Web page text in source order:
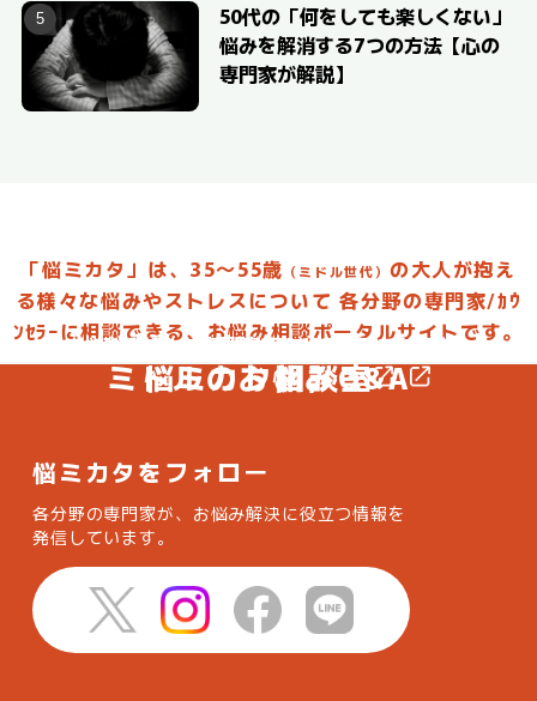
50代の「何をしても楽しくない」
悩みを解消する7つの方法【心の
専門家が解説】
「悩ミカタ」は、35～55歳 （ミドル世代） の大人が抱え
る様々な悩みやストレスについて 各分野の専門家/ｶｳ
ﾝｾﾗｰに相談できる、お悩み相談ポータルサイトです。
お悩みに合った専門家を選んで相談してみよう
悩ミカタ相談室
お悩みを投稿して専門家からアドバイスしてもらおう
ミドルのお悩みQ&A
悩ミカタをフォロー
各分野の専門家が、お悩み解決に役立つ情報を
発信しています。